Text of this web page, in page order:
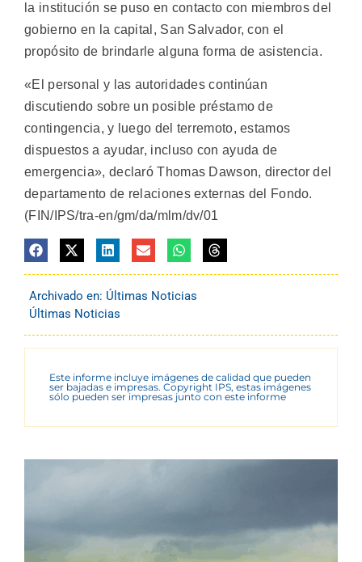
la institución se puso en contacto con miembros del
gobierno en la capital, San Salvador, con el
propósito de brindarle alguna forma de asistencia.
«El personal y las autoridades continúan
discutiendo sobre un posible préstamo de
contingencia, y luego del terremoto, estamos
dispuestos a ayudar, incluso con ayuda de
emergencia», declaró Thomas Dawson, director del
departamento de relaciones externas del Fondo.
(FIN/IPS/tra-en/gm/da/mlm/dv/01
Archivado en: Últimas Noticias
Últimas Noticias
Este informe incluye imágenes de calidad que pueden
ser bajadas e impresas. Copyright IPS, estas imágenes
sólo pueden ser impresas junto con este informe